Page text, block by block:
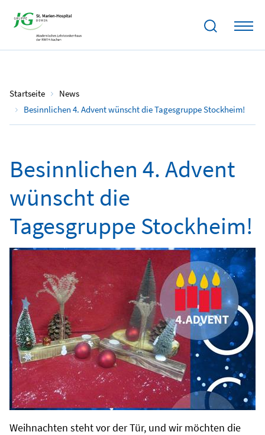
Startseite
News
Besinnlichen 4. Advent wünscht die Tagesgruppe Stockheim!
22.12.2024
Besinnlichen 4. Advent
wünscht die
Tagesgruppe Stockheim!
Weihnachten steht vor der Tür, und wir möchten die